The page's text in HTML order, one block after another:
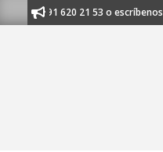
to
al 91 620 21 53 o escríbenos a